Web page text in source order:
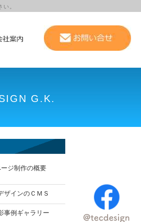
。
G.K.
ジ制作の概要
ザインのＣＭＳ
事例ギャラリー